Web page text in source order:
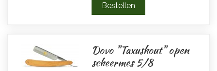
Dovo "Taxushout" open
scheermes 5/8